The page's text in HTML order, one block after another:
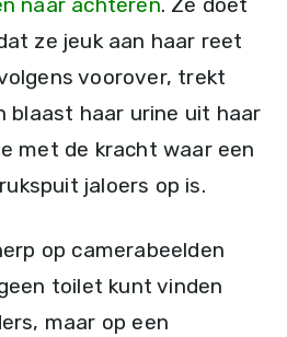
naar achteren. Ze doet
ze jeuk aan haar reet
voorover, trekt
blaast haar urine uit haar
met de kracht waar een
jaloers op is.
op camerabeelden
toilet kunt vinden
maar op een